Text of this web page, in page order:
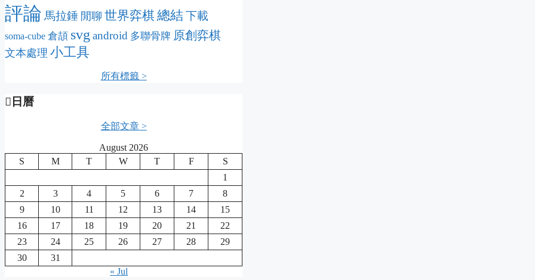
評論 馬拉錘 閒聊 世界弈棋總結 下載
soma-cube 倉頡 svg android 多聯骨牌 原創弈棋
文本處理 小工具
所有標籤 >
日曆
全部文章 >
August 2026
S
M T W T F
S
1
2
3 4 5 6 7
8
9
10 11 12 13 14
15
16
17 18 19 20 21
22
23
24 25 26 27 28
29
30
31
« Jul